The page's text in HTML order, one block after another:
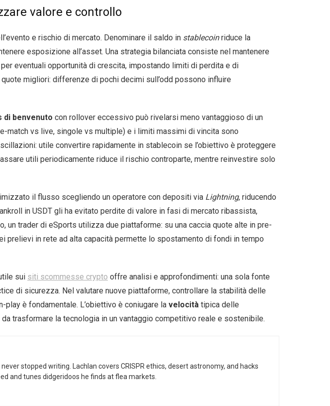
valore e controllo
e rischio di mercato. Denominare il saldo in stablecoinriduce la
esposizione all’asset. Una strategia bilanciata consiste nel mantenere
eventuali opportunità di crescita, impostando limiti di perdita e di
migliori: differenze di pochi decimi sull’odd possono influire
di benvenuto con rollover eccessivo può rivelarsi meno vantaggioso di un
match vs live, singole vs multiple) e i limiti massimi di vincita sono
utile convertire rapidamente in stablecoin se l’obiettivo è proteggere
utili periodicamente riduce il rischio controparte, mentre reinvestire solo
il flusso scegliendo un operatore con depositi via Lightning, riducendo
in USDT gli ha evitato perdite di valore in fasi di mercato ribassista,
un trader di eSports utilizza due piattaforme: su una caccia quote alte in pre-
prelievi in rete ad alta capacità permette lo spostamento di fondi in tempo
sui siti scommesse crypto offre analisi e approfondimenti: una sola fonte
di sicurezza. Nel valutare nuove piattaforme, controllare la stabilità delle
è fondamentale. L’obiettivo è coniugare la velocità tipica delle
trasformare la tecnologia in un vantaggio competitivo reale e sostenibile.
stopped writing. Lachlan covers CRISPR ethics, desert astronomy, and hacks
and tunes didgeridoos he finds at flea markets.